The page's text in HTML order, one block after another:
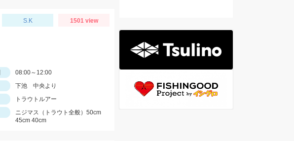
S.K 1501 view
08:00～12:00
下池 中央より
トラウトルアー
ニジマス（トラウト全般）50cm
45cm 40cm